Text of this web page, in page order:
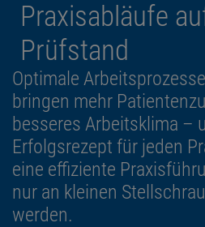
Praxisabläufe
Prüfstand
Optimale
bringen mehr
besseres Arbeitsklima –
Erfolgsrezept für jeden
eine effiziente
nur an kleinen
werden.